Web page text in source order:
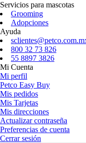
Servicios para mascotas
Grooming
Adopciones
Ayuda
800 32 73 826
55 8897 3826
Mi Cuenta
Mi perfil
Petco Easy Buy
Mis pedidos
Mis Tarjetas
Mis direcciones
Actualizar contraseña
Preferencias de cuenta
Cerrar sesión